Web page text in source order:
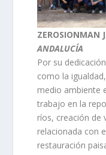
ZEROSIONMAN
ANDALUCÍA
Por su
como la
medio ambiente
trabajo en la
ríos, creación de
relacionada con
restauración